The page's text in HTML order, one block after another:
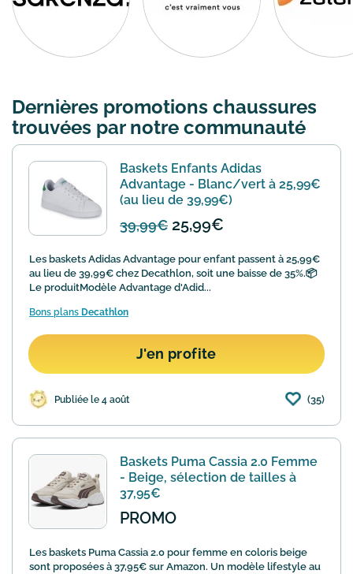
effet, payez des chaussures pas cher de vos marques
coups de coeur
(Sarenza, La Halle, Zalando, Spartoo,
Eram, Gémo et tant d'autres !)
pas chères
grâce aux
Amazing !
Dernières promotions chaussures
trouvées par notre communauté
Baskets Enfants Adidas
Advantage - Blanc/vert à 25,99€
(au lieu de 39,99€)
39,99€ 25,99€
Les baskets Adidas Advantage pour enfant passent à 25,99€
au lieu de 39,99€ chez Decathlon, soit une baisse de 35%.📦
Le produitModèle Advantage d'Adid...
Bons plans Decathlon
J'en profite
Publiée le 4 août (35)
Baskets Puma Cassia 2.0 Femme
- Beige, sélection de tailles à
37,95€
PROMO
Les baskets Puma Cassia 2.0 pour femme en coloris beige
sont proposées à 37,95€ sur Amazon. Un modèle lifestyle au